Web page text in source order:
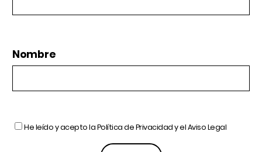
Nombre
He leído y acepto laPolítica de Privacidady elAviso Legal